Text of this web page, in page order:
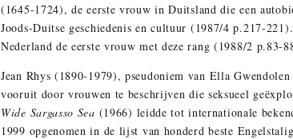
(1645-1724), de eerste vrouw in Duitsland die een
Joods-Duitse geschiedenis en cultuur (1987/4 p.217-
Nederland de eerste vrouw met deze rang (1988/2 p.83-
Jean Rhys (1890-1979), pseudoniem van Ella
vooruit door vrouwen te beschrijven die seksueel
Wide Sargasso Sea (1966) leidde tot internationale
1999 opgenomen in de lijst van honderd beste